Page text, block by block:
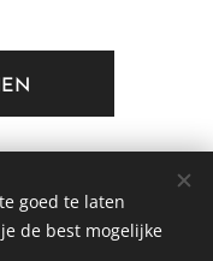
goed te laten
de best mogelijke